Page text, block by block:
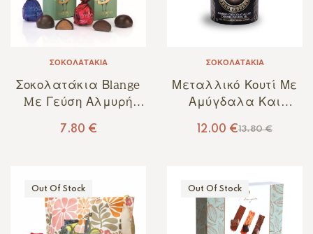
ΣΟΚΟΛΑΤΆΚΙΑ
Σοκολατάκια Βlange
Mε Γεύση Αλμυρή
7.80 €
ΣΟΚΟΛΑΤΆΚΙΑ
Μεταλλικό Κουτί Με
Αμύγδαλα Και
Υγείας 80γρ
13.80€
12.00 €
Out Of Stock Out Of Stock